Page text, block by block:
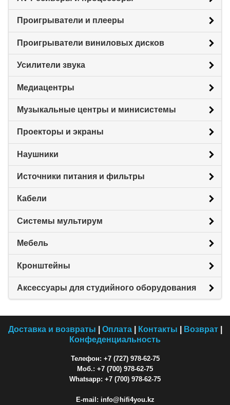
Проигрыватели и плееры
Проигрыватели виниловых дисков
Усилители звука
Медиацентры
Музыкальные центры и минисистемы
Проекторы и экраны
Наушники
Источники питания и фильтры
Кабели
Системы мультирум
Мебель
Кронштейны
Аксессуары для студийного оборудования
Доставка и возвраты Оплата| Контакты Возврат|
Конфеденциальность
Телефон: +7 (727) 978-62-75
Моб.: +7 (700) 978-62-75
Whatsapp: +7 (700) 978-62-75
E-mail: info@hifi4you.kz